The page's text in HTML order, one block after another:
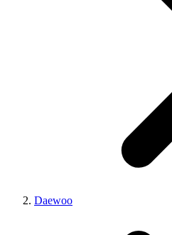
Daewoo